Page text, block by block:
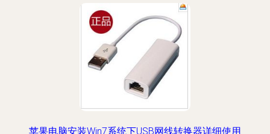
苹果电脑安装Win7系统下USB网线转换器详细使用